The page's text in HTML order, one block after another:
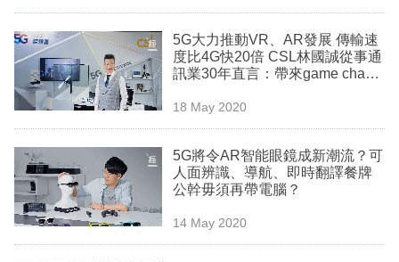
欄
訂
閱
區
5G大力推動VR、AR發展 傳輸速
度比4G快20倍 CSL林國誠從事通
訊業30年直言：帶來game chang
18 May 2020
5G將令AR智能眼鏡成新潮流？可
人面辨識、導航、即時翻譯餐牌
公幹毋須再帶電腦？
14 May 2020